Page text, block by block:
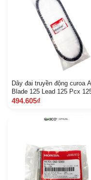
Dây đai truyền động curoa
Blade 125 Lead 125 Pcx
Sh Mode 125 Q A23100 K
494.605₫